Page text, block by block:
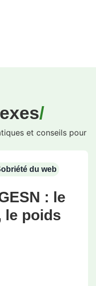
et conseils pour
du web
: le
le poids